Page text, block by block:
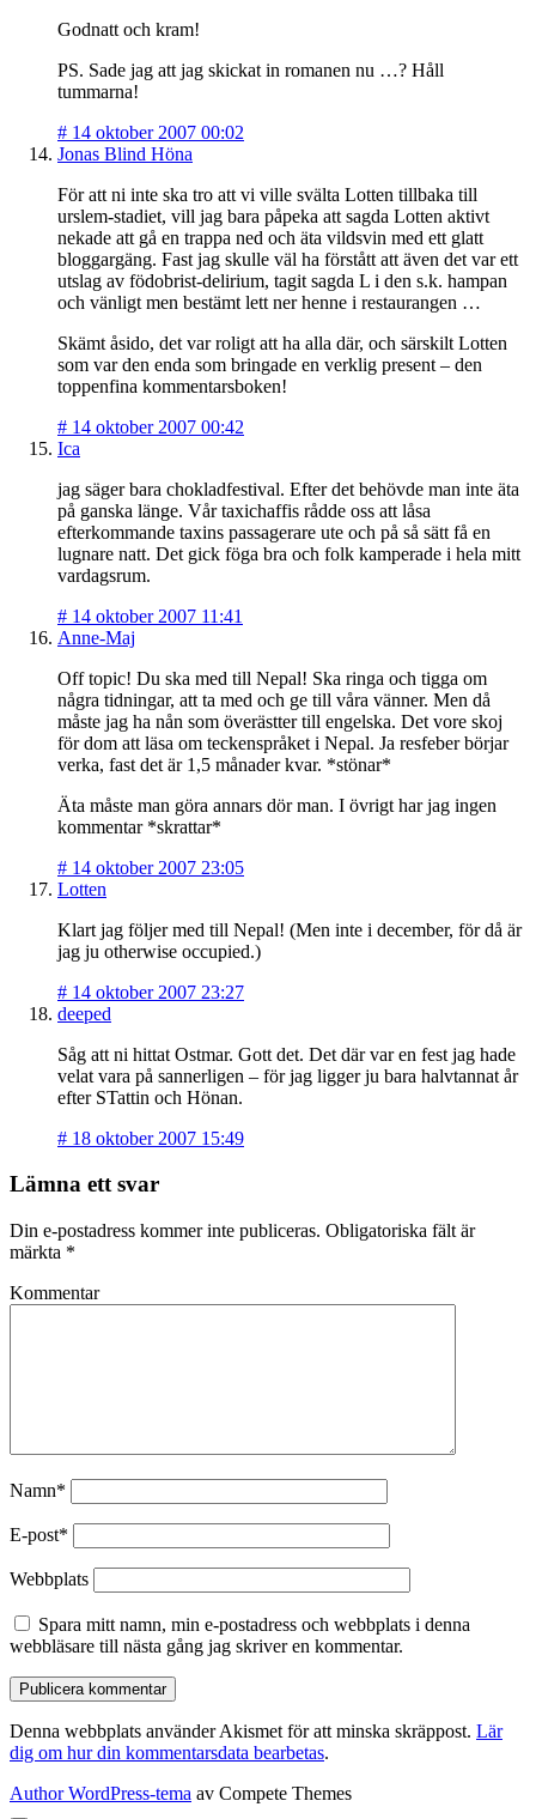
Godnatt och kram!
PS. Sade jag att jag skickat in romanen nu …? Håll
tummarna!
# 14 oktober 2007 00:02
Jonas Blind Höna
För att ni inte ska tro att vi ville svälta Lotten tillbaka till
urslem-stadiet, vill jag bara påpeka att sagda Lotten aktivt
nekade att gå en trappa ned och äta vildsvin med ett glatt
bloggargäng. Fast jag skulle väl ha förstått att även det var ett
utslag av födobrist-delirium, tagit sagda L i den s.k. hampan
och vänligt men bestämt lett ner henne i restaurangen …
Skämt åsido, det var roligt att ha alla där, och särskilt Lotten
som var den enda som bringade en verklig present – den
toppenfina kommentarsboken!
# 14 oktober 2007 00:42
Ica
jag säger bara chokladfestival. Efter det behövde man inte äta
på ganska länge. Vår taxichaffis rådde oss att låsa
efterkommande taxins passagerare ute och på så sätt få en
lugnare natt. Det gick föga bra och folk kamperade i hela mitt
vardagsrum.
# 14 oktober 2007 11:41
Anne-Maj
Off topic! Du ska med till Nepal! Ska ringa och tigga om
några tidningar, att ta med och ge till våra vänner. Men då
måste jag ha nån som överästter till engelska. Det vore skoj
för dom att läsa om teckenspråket i Nepal. Ja resfeber börjar
verka, fast det är 1,5 månader kvar. *stönar*
Äta måste man göra annars dör man. I övrigt har jag ingen
kommentar *skrattar*
# 14 oktober 2007 23:05
Lotten
Klart jag följer med till Nepal! (Men inte i december, för då är
jag ju otherwise occupied.)
# 14 oktober 2007 23:27
deeped
Såg att ni hittat Ostmar. Gott det. Det där var en fest jag hade
velat vara på sannerligen – för jag ligger ju bara halvtannat år
efter STattin och Hönan.
# 18 oktober 2007 15:49
Lämna ett svar
Din e-postadress kommer inte publiceras. Obligatoriska fält är
märkta *
Kommentar
Namn*
E-post*
Webbplats
Spara mitt namn, min e-postadress och webbplats i denna
webbläsare till nästa gång jag skriver en kommentar.
Denna webbplats använder Akismet för att minska skräppost. Lär
dig om hur din kommentarsdata bearbetas.
Author WordPress-tema av Compete Themes